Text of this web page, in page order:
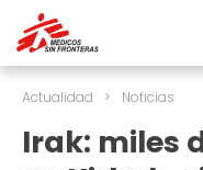
Actualidad > Noticias
Irak: miles